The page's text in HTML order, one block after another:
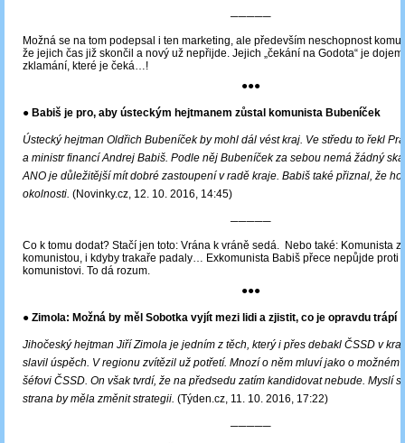
─────
Možná se na tom podepsal i ten marketing, ale především neschopnost
že jejich čas již skončil a nový už nepřijde. Jejich „čekání na Godota“ je
zklamání, které je čeká…!
●●●
● Babiš je pro, aby ústeckým hejtmanem zůstal komunista Bubeníček
Ústecký hejtman Oldřich Bubeníček by mohl dál vést kraj. Ve středu to řekl
a ministr financí Andrej Babiš. Podle něj Bubeníček za sebou nemá žádný
ANO je důležitější mít dobré zastoupení v radě kraje. Babiš také přiznal, že ho
okolnosti. (Novinky.cz, 12. 10. 2016, 14:45)
─────
Co k tomu dodat? Stačí jen toto: Vrána k vráně sedá. Nebo také: Komunista
komunistou, i kdyby trakaře padaly… Exkomunista Babiš přece nepůjde proti
komunistovi. To dá rozum.
●●●
● Zimola: Možná by měl Sobotka vyjít mezi lidi a zjistit, co je opravdu trápí
Jihočeský hejtman Jiří Zimola je jedním z těch, který i přes debakl ČSSD v
slavil úspěch. V regionu zvítězil už potřetí. Mnozí o něm mluví jako o možném
šéfovi ČSSD. On však tvrdí, že na předsedu zatím kandidovat nebude. Myslí
strana by měla změnit strategii. (Týden.cz, 11. 10. 2016, 17:22)
─────